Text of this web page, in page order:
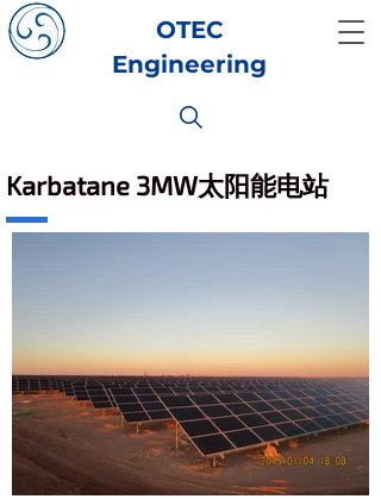
OTEC
Engineering
Karbatane 3MW太阳能电站